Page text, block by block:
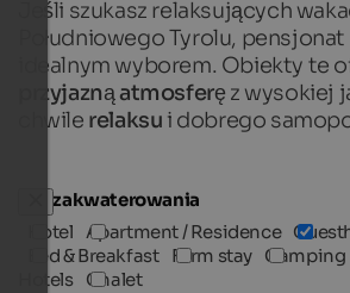
Jeśli szukasz relaksujących
Południowego Tyrolu,
idealnym wyborem. Obiekty te
przyjazną atmosferę z wysokiej
chwile relaksu i dobrego
Typ zakwaterowania
Hotel Apartment / Residence
Bed & Breakfast Farm stay Camping
Hotels Chalet